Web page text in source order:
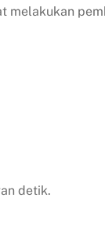
melakukan
detik.